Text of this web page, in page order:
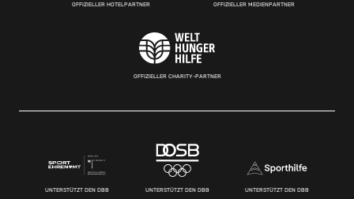
OFFIZIELLER HOTELPARTNER OFFIZIELLER MEDIENPARTNER
OFFIZIELLER CHARITY-PARTNER
UNTERSTÜTZT DEN DBB UNTERSTÜTZT DEN DBB UNTERSTÜTZT DEN DBB